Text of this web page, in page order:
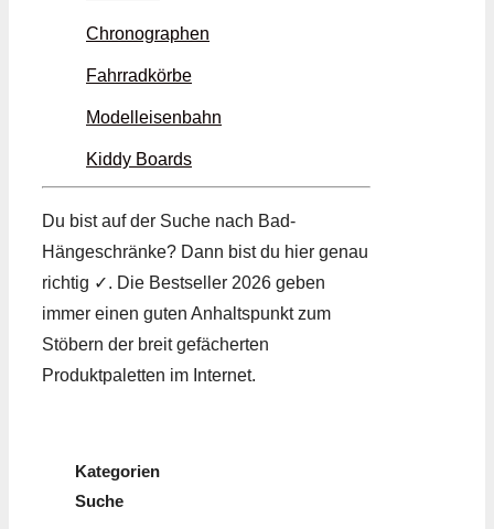
Chronographen
Fahrradkörbe
Modelleisenbahn
Kiddy Boards
Du bist auf der Suche nach Bad-
Hängeschränke? Dann bist du hier genau
richtig ✓. Die Bestseller 2026 geben
immer einen guten Anhaltspunkt zum
Stöbern der breit gefächerten
Produktpaletten im Internet.
Kategorien
Suche